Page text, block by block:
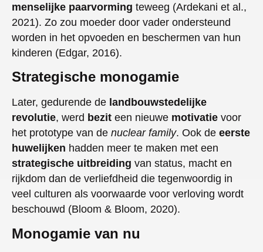
menselijke paarvorming teweeg (Ardekani et al.,
2021). Zo zou moeder door vader ondersteund
worden in het opvoeden en beschermen van hun
kinderen (Edgar, 2016).
Strategische monogamie
Later, gedurende de landbouwstedelijke
revolutie, werd bezit een nieuwe motivatie voor
het prototype van de nuclear family. Ook de eerste
huwelijken hadden meer te maken met een
strategische uitbreiding van status, macht en
rijkdom dan de verliefdheid die tegenwoordig in
veel culturen als voorwaarde voor verloving wordt
beschouwd (Bloom & Bloom, 2020).
Monogamie van nu